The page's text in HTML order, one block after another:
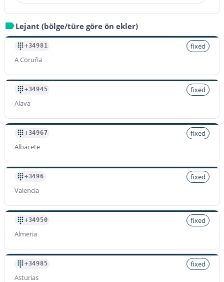
Lejant (bölge/türe göre ön ekler)
+34981
fixed
A Coruña
+34945
fixed
Alava
+34967
fixed
Albacete
+3496
fixed
Valencia
+34950
fixed
Almeria
+34985
fixed
Asturias